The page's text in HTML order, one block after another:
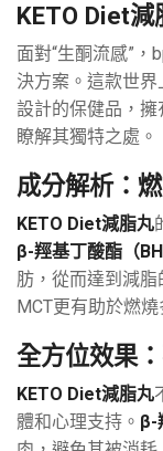
KETO Diet
面對“生酮流感”
決方案。這款世
設計的保健品，
瞭解其獨特之處。
成分解析：
KETO Diet減脂丸
β-羥基丁酸酯（
肪，從而達到減
MCT更有助於燃
全方位效果
KETO Diet減脂丸
體和心理支持。 β-